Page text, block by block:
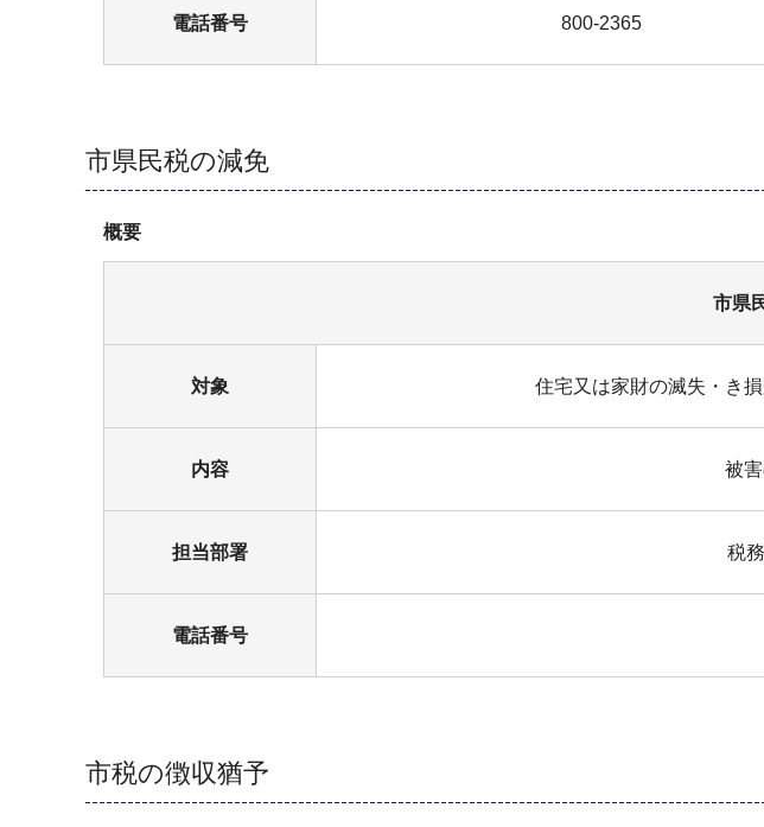
電話番号 800-2365
市県民税の減免
概要
市県
対象 住宅又は家財の滅失・き
内容 被
担当部署 税
電話番号
市税の徴収猶予